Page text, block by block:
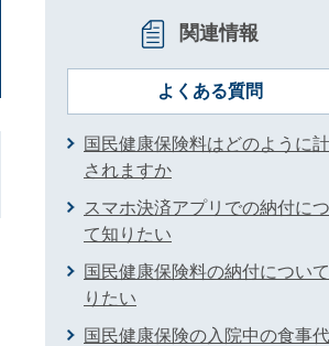
関連情報
よくある質問
国民健康保険料はどのように
されますか
スマホ決済アプリでの納付に
て知りたい
国民健康保険料の納付につい
りたい
国民健康保険の入院中の食事